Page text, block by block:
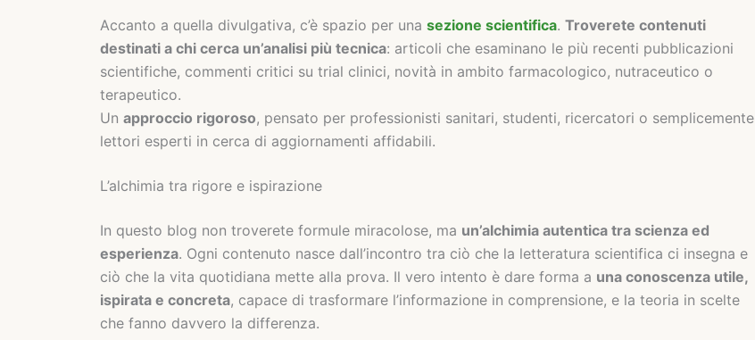
Accanto a quella divulgativa, c’è spazio per una sezione scientifica. Troverete contenuti
destinati a chi cerca un’analisi più tecnica: articoli che esaminano le più recenti pubblicazioni
scientifiche, commenti critici su trial clinici, novità in ambito farmacologico, nutraceutico o
terapeutico.
Un approccio rigoroso, pensato per professionisti sanitari, studenti, ricercatori o semplicemente
lettori esperti in cerca di aggiornamenti affidabili.
L’alchimia tra rigore e ispirazione
In questo blog non troverete formule miracolose, ma un’alchimia autentica tra scienza ed
esperienza. Ogni contenuto nasce dall’incontro tra ciò che la letteratura scientifica ci insegna e
ciò che la vita quotidiana mette alla prova. Il vero intento è dare forma a una conoscenza utile,
ispirata e concreta, capace di trasformare l’informazione in comprensione, e la teoria in scelte
che fanno davvero la differenza.